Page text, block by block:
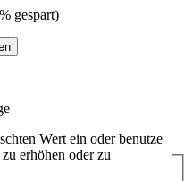
gespart)
Wert ein oder benutze
erhöhen oder zu